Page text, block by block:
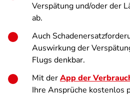
Verspätung und/oder der
ab.
Auch
Auswirkung der
Flugs denkbar.
Mit derApp der
Ihre Ansprüche kostenlos